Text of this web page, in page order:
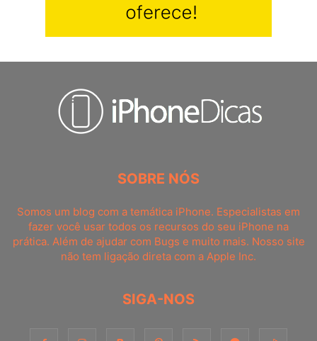
SOBRE NÓS
Somos um blog com a temática iPhone. Especialistas em
fazer você usar todos os recursos do seu iPhone na
prática. Além de ajudar com Bugs e muito mais. Nosso site
não tem ligação direta com a Apple Inc.
SIGA-NOS